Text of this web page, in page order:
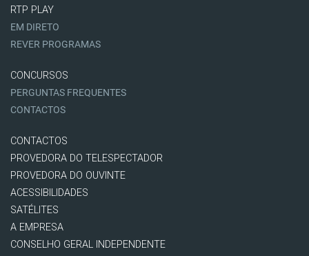
RTP PLAY
EM DIRETO
REVER PROGRAMAS
CONCURSOS
PERGUNTAS FREQUENTES
CONTACTOS
CONTACTOS
PROVEDORA DO TELESPECTADOR
PROVEDORA DO OUVINTE
ACESSIBILIDADES
SATÉLITES
A EMPRESA
CONSELHO GERAL INDEPENDENTE